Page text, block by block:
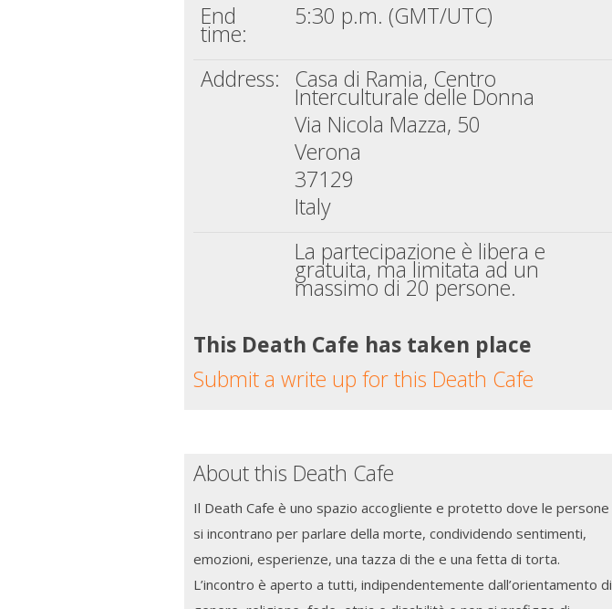
End
time:
5:30 p.m. (GMT/UTC)
Address: Casa di Ramia, Centro
Interculturale delle Donna
Via Nicola Mazza, 50
Verona
37129
Italy
La partecipazione è libera e
gratuita, ma limitata ad un
massimo di 20 persone.
This Death Cafe has taken place
Submit a write up for this Death Cafe
About this Death Cafe
Il Death Cafe è uno spazio accogliente e protetto dove le persone
si incontrano per parlare della morte, condividendo sentimenti,
emozioni, esperienze, una tazza di the e una fetta di torta.
L’incontro è aperto a tutti, indipendentemente dall’orientamento di